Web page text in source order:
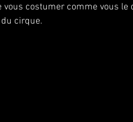
costumer comme vous
cirque.